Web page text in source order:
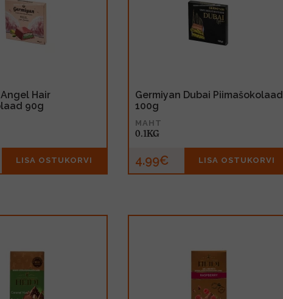
Hair
90g
LISA OSTUKORVI
Germiyan Dubai Piimašokolaad
100g
MAHT
0.1KG
4.99€ LISA OSTUKORVI